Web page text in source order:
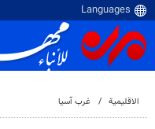
الاقلیمیة غرب آسیا